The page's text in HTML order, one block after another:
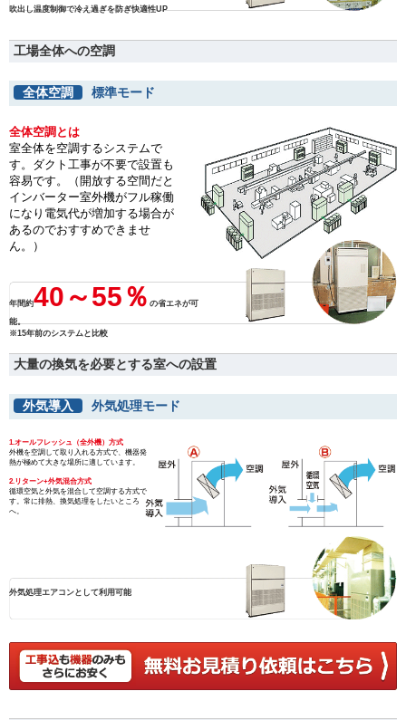
吹出し温度制御で冷え過ぎを防ぎ快適性UP
工場全体への空調
全体空調 標準モード
全体空調とは
室全体を空調するシステムで
す。ダクト工事が不要で設置も
容易です。（開放する空間だと
インバーター室外機がフル稼働
になり電気代が増加する場合が
あるのでおすすめできませ
ん。）
年間約40～55％ の省エネが可
能。
※15年前のシステムと比較
大量の換気を必要とする室への設置
外気導入 外気処理モード
1.オールフレッシュ（全外機）方式
外機を空調して取り入れる方式で、機器発
熱が極めて大きな場所に適しています。
2.リターン+外気混合方式
循環空気と外気を混合して空調する方式で
す。常に排熱、換気処理をしたいところ
へ。
外気処理エアコンとして利用可能